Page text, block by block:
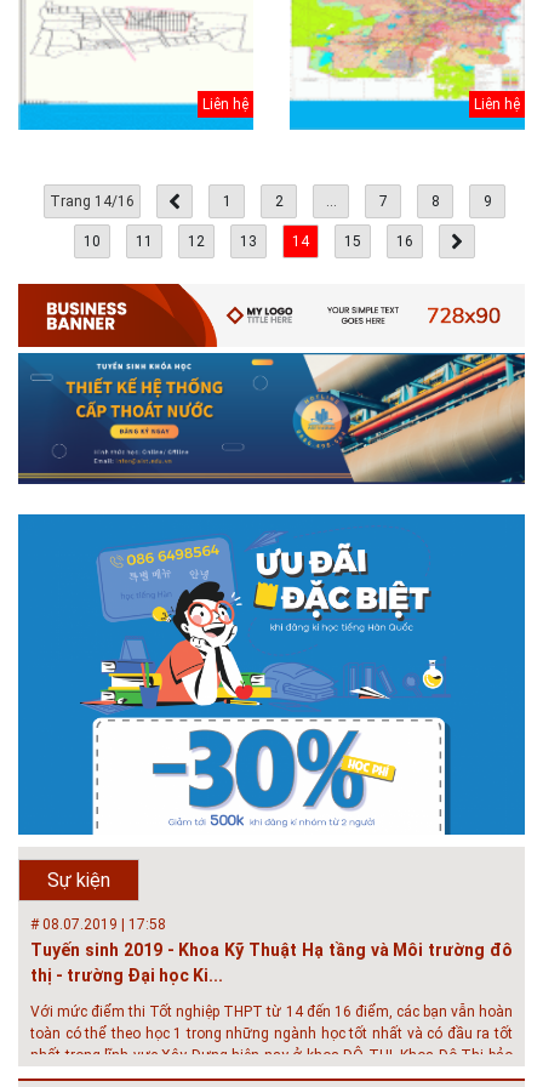
Liên hệ Liên hệ
Trang 14/16 1 2 7 8 9
10 11 12 13 14 15 16
Sự kiện
# 05.04.2025 | 17:16
Tuyển sinh 2025, Khoa kỹ thuật hạ tầng và môi trường đô thị
- Đại học Kiến trúc...
Thông tin tuyển sinh đại học 2025 Khoa kỹ thuật hạ tầng và môi trường
đô thị - Đại học Kiến trúc Hà Nội Tuyển sinh đại học với 280 chỉ tiêu, thời
gian đào tạo 4,5 năm
# 05.04.2020 | 20:30
GIAO LƯU TRỰC TUYẾN - TƯ VẤN TUYỂN SINH ĐẠI HỌC
CHÍNH QUY ĐẠI HỌC KIẾN TRÚC NĂM...
Năm nay, kỳ thi THPT quốc gia dự kiến diễn ra vào tháng 8. Trường Đại
học Kiến trúc Hà Nội chúc các bạn học sinh cuối cấp ôn thi thật tốt MỜI
QUÝ PHỤ HUYNH VÀ CÁC EM ĐÓN XEM GIAO LƯU TRỰC TUYẾN "TƯ
VẤN TUYỂN SINH ĐẠI H...
# 08.07.2019 | 17:58
Tuyến sinh 2019 - Khoa Kỹ Thuật Hạ tầng và Môi trường đô
thị - trường Đại học Ki...
Với mức điểm thi Tốt nghiệp THPT từ 14 đến 16 điểm, các bạn vẫn hoàn
toàn có thể theo học 1 trong những ngành học tốt nhất và có đầu ra tốt
nhất trong lĩnh vực Xây Dựng hiện nay ở khoa ĐÔ THỊ. Khoa Đô Thị bảo
đảm 100% t...